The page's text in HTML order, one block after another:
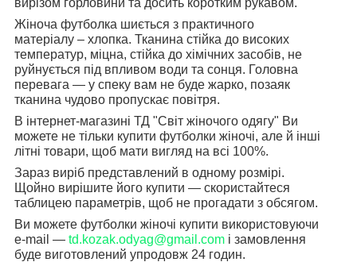
Жіноча футболка шиється з практичного
матеріалу – хлопка. Тканина стійка до високих
температур, міцна, стійка до хімічних засобів, не
руйнується під впливом води та сонця. Головна
перевага — у спеку вам не буде жарко, позаяк
тканина чудово пропускає повітря.
В інтернет-магазині ТД "Світ жіночого одягу" Ви
можете не тільки купити футболки жіночі, але й інші
літні товари, щоб мати вигляд на всі 100%.
Зараз виріб представлений в одному розмірі.
Щойно вирішите його купити — скористайтеся
таблицею параметрів, щоб не прогадати з обсягом.
Ви можете футболки жіночі купити використовуючи
e-mail — td.kozak.odyag@gmail.com і замовлення
буде виготовлений упродовж 24 годин.